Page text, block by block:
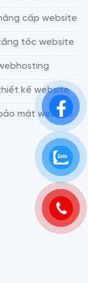
cấp website
tốc website
kế website
mật website